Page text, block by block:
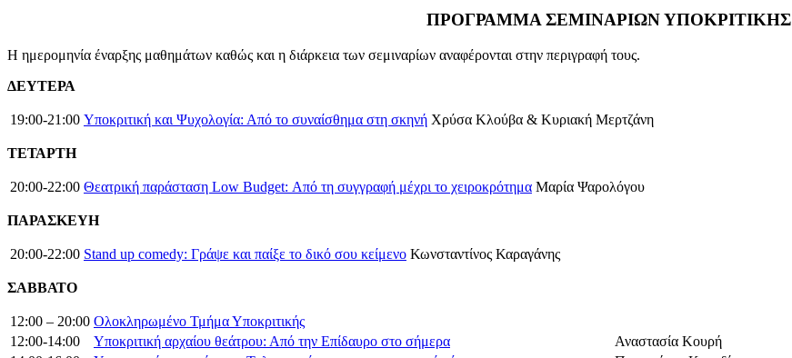
ΠΡΟΓΡΑΜΜΑ ΣΕΜΙΝΑΡΙΩΝ ΥΠΟΚΡΙΤΙΚΗΣ
Η ημερομηνία έναρξης μαθημάτων καθώς και η διάρκεια των σεμιναρίων αναφέρονται στην περιγραφή τους.
ΔΕΥΤΕΡΑ
19:00-21:00 Υποκριτική και Ψυχολογία: Από το συναίσθημα στη σκηνή Χρύσα Κλούβα & Κυριακή Μερτζάνη
ΤΕΤΑΡΤΗ
20:00-22:00 Θεατρική παράσταση Low Budget: Από τη συγγραφή μέχρι το χειροκρότημα Μαρία Ψαρολόγου
ΠΑΡΑΣΚΕΥΗ
20:00-22:00 Stand up comedy: Γράψε και παίξε το δικό σου κείμενο Κωνσταντίνος Καραγάνης
ΣΑΒΒΑΤΟ
12:00 – 20:00 Ολοκληρωμένο Τμήμα Υποκριτικής
12:00-14:00
Υποκριτική αρχαίου θεάτρου: Από την Επίδαυρο στο σήμερα
Αναστασία Κουρή